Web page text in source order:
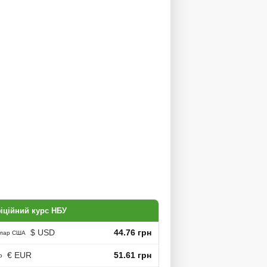
курс НБУ
США $ USD 44.76 грн
€ EUR 51.61 грн